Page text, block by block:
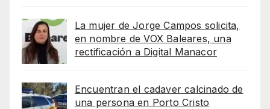
La mujer de Jorge Campos solicita,
en nombre de VOX Baleares, una
rectificación a Digital Manacor
Encuentran el cadaver calcinado de
una persona en Porto Cristo